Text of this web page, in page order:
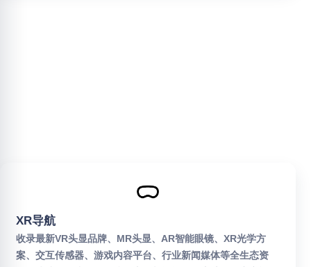
XR导航
收录最新VR头显品牌、MR头显、AR智能眼镜、XR光学方
案、交互传感器、游戏内容平台、行业新闻媒体等全生态资